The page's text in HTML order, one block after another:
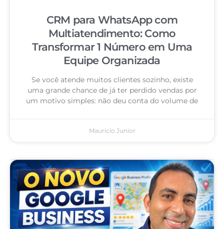
CRM para WhatsApp com
Multiatendimento: Como
Transformar 1 Número em Uma
Equipe Organizada
Se você atende muitos clientes sozinho, existe
uma grande chance de já ter perdido vendas por
um motivo simples: não deu conta do volume de
Mauricio Junior